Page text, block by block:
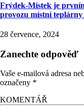
Frýdek-Místek je
provozu místní teplárny
28 července, 2024
Zanechte odpověď
Vaše e-mailová adresa
označeny *
KOMENTÁŘ